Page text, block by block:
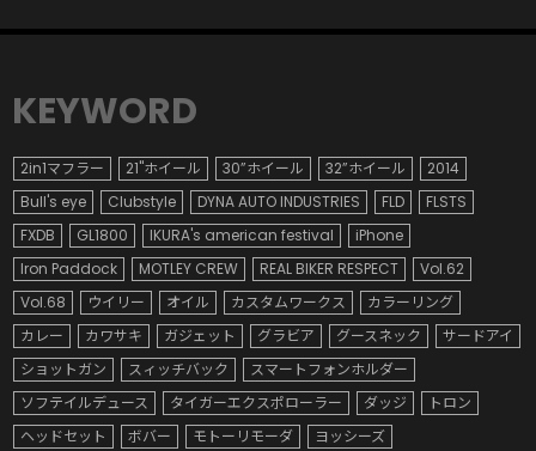
KEYWORD
2in1マフラー 21"ホイール 30”ホイール 32”ホイール
2014
Bull's eye
Clubstyle DYNA AUTO INDUSTRIES FLD
FLSTS
FXDB
GL1800 IKURA's american festival
iPhone
Iron Paddock
MOTLEY CREW REAL BIKER RESPECT
Vol.62
Vol.68
ウイリー オイル カスタムワークス
カラーリング
カレー
カワサキ ガジェット グラビア グースネック
サードアイ
ショットガン
スィッチバック
スマートフォンホルダー
ソフテイルデュース
タイガーエクスポローラー ダッジ
トロン
ヘッドセット
ボバー モトーリモーダ ヨッシーズ